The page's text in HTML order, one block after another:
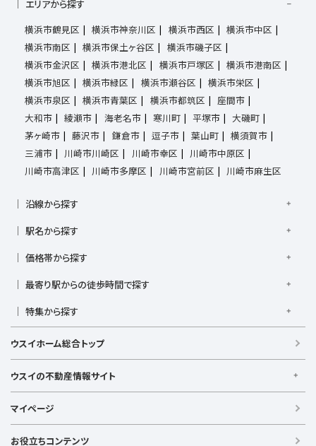
エリアから探す
横浜市鶴見区
横浜市神奈川区 横浜市西区
横浜市中区
横浜市南区
横浜市保土ヶ谷区
横浜市磯子区
横浜市金沢区
横浜市港北区 横浜市戸塚区
横浜市港南区
横浜市旭区
横浜市緑区 横浜市瀬谷区
横浜市栄区
横浜市泉区
横浜市青葉区 横浜市都筑区
座間市
大和市
綾瀬市 海老名市 寒川町 平塚市
大磯町
茅ヶ崎市
藤沢市 鎌倉市 逗子市 葉山町
横須賀市
三浦市
川崎市川崎区 川崎市幸区
川崎市中原区
川崎市高津区
川崎市多摩区 川崎市宮前区 川崎市麻生区
沿線から探す
横須賀線
湘南新宿ライン高海
小田急江ノ島線
ブルーライン
みなとみらい線
相鉄いずみ野線
相模鉄道新横浜線
江ノ島電鉄
湘南モノレール
駅名から探す
上大岡駅
鴨居駅
港南台駅
小机駅 桜木町駅
根岸駅
平塚駅
横須賀中央駅
横浜駅
価格帯から探す
4,000万円台
5,000万円台
8,000万円台
最寄り駅からの徒歩時間で探す
駅徒歩7分以内
駅徒歩20分以内
駅徒歩21分以上
特集から探す
リフォーム・リノベーション済
日当たり良好
ファミリー向け
南向き・南道路の
ウスイホーム総合トップ
ウスイの不動産情報サイト
賃貸住宅
マイページ
お役立ちコンテンツ